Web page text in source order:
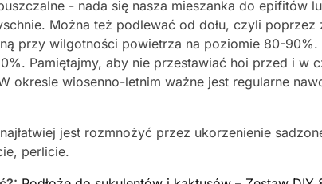
- nada się nasza mieszanka do epifitów
Można też podlewać od dołu, czyli
przy wilgotności powietrza na poziomie 80-
Pamiętajmy, aby nie przestawiać hoi przed i w
okresie wiosenno-letnim ważne jest regularne
jest rozmnożyć przez ukorzenienie
perlicie.